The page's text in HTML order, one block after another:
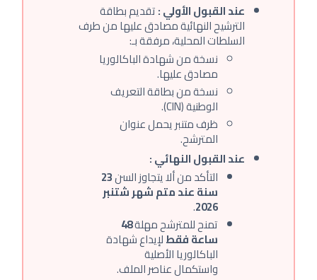
عند القبول الأولي :تقديم بطاقة
الترشيح النهائية مصادق عليها من طرف
السلطات المحلية، مرفقة بـ:
نسخة من شهادة الباكالوريا
مصادق عليها.
نسخة من بطاقة التعريف
الوطنية (CIN).
ظرف متنبر يحمل عنوان
المترشح.
عند القبول النهائي :
التأكد من ألا يتجاوز السن23
سنة عند متم شهر شتنبر
2026
.
تمنح للمترشح مهلة48
ساعة فقطلإيداع شهادة
الباكالوريا الأصلية
واستكمال عناصر الملف.